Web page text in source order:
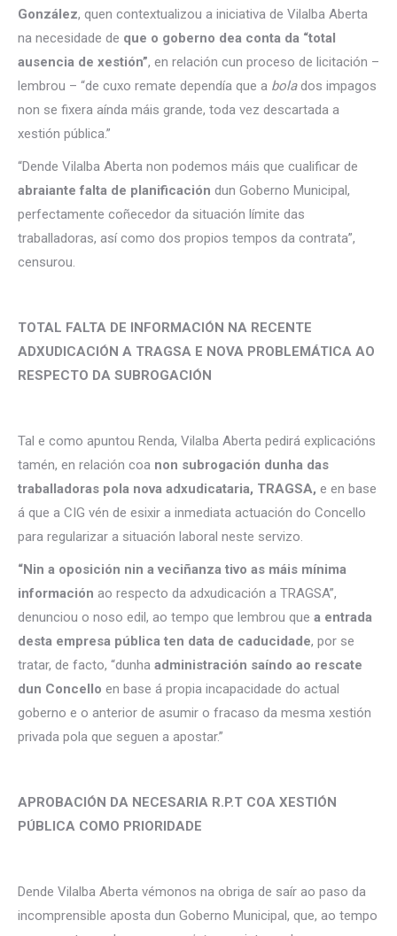
González, quen contextualizou a iniciativa de Vilalba Aberta
na necesidade de que o goberno dea conta da “total
ausencia de xestión”, en relación cun proceso de licitación –
lembrou – “de cuxo remate dependía que a bolados impagos
non se fixera aínda máis grande, toda vez descartada a
xestión pública.”
“Dende Vilalba Aberta non podemos máis que cualificar de
abraiante falta de planificación dun Goberno Municipal,
perfectamente coñecedor da situación límite das
traballadoras, así como dos propios tempos da contrata”,
censurou.
TOTAL FALTA DE INFORMACIÓN NA RECENTE
ADXUDICACIÓN A TRAGSA E NOVA PROBLEMÁTICA AO
RESPECTO DA SUBROGACIÓN
Tal e como apuntou Renda, Vilalba Aberta pedirá explicacións
tamén, en relación coa non subrogación dunha das
traballadoras pola nova adxudicataria, TRAGSA, e en base
á que a CIG vén de esixir a inmediata actuación do Concello
para regularizar a situación laboral neste servizo.
“Nin a oposición nin a veciñanza tivo as máis mínima
información ao respecto da adxudicación a TRAGSA”,
denunciou o noso edil, ao tempo que lembrou que a entrada
desta empresa pública ten data de caducidade, por se
tratar, de facto, “dunha administración saíndo ao rescate
dun Concello en base á propia incapacidade do actual
goberno e o anterior de asumir o fracaso da mesma xestión
privada pola que seguen a apostar.”
APROBACIÓN DA NECESARIA R.P.T COA XESTIÓN
PÚBLICA COMO PRIORIDADE
Dende Vilalba Aberta vémonos na obriga de saír ao paso da
incomprensible aposta dun Goberno Municipal, que, ao tempo